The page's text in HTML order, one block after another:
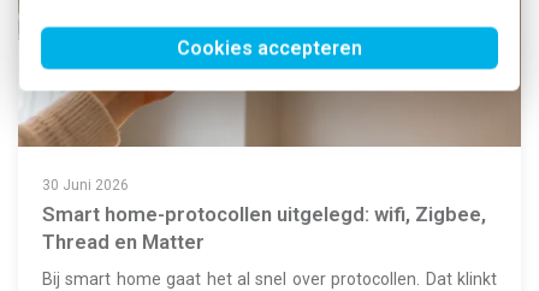
Cookies accepteren
30 Juni 2026
Smart home-protocollen uitgelegd: wifi, Zigbee,
Thread en Matter
Bij smart home gaat het al snel over protocollen. Dat klinkt